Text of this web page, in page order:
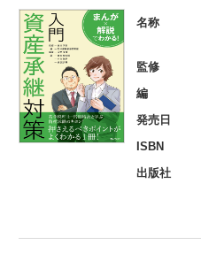
名称
監修
編
発売日
ISBN
出版社